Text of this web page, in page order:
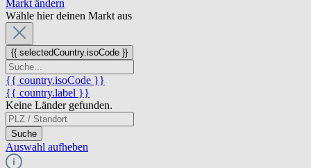
Markt ändern
Wähle hier deinen Markt aus
{{ selectedCountry.isoCode }}
{{ country.isoCode }}
{{ country.label }}
Keine Länder gefunden.
Suche
Auswahl aufheben